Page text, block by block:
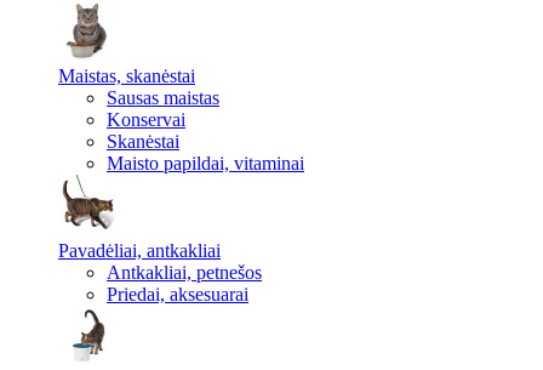
Maistas, skanėstai
Sausas maistas
Konservai
Skanėstai
Maisto papildai, vitaminai
Pavadėliai, antkakliai
Antkakliai, petnešos
Priedai, aksesuarai